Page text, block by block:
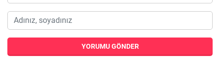
YORUMU GÖNDER